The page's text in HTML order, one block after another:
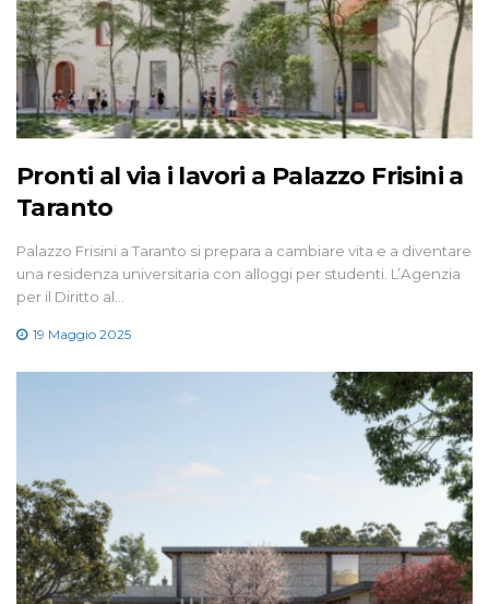
Pronti al via i lavori a Palazzo Frisini a
Taranto
Palazzo Frisini a Taranto si prepara a cambiare vita e a diventare
una residenza universitaria con alloggi per studenti. L’Agenzia
per il Diritto al…
19 Maggio 2025